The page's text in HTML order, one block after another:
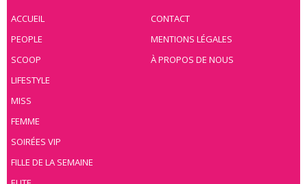
ACCUEIL
PEOPLE
SCOOP
LIFESTYLE
MISS
FEMME
SOIRÉES VIP
FILLE DE LA SEMAINE
CONTACT
MENTIONS LÉGALES
À PROPOS DE NOUS